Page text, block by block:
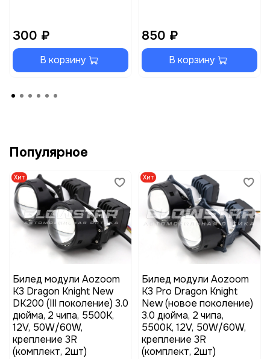
300 ₽
В корзину
850 ₽
В корзину
Популярное
Хит
Билед модули Aozoom
K3 Dragon Knight New
DK200 (III поколение) 3.0
дюйма, 2 чипа, 5500K,
12V, 50W/60W,
крепление 3R
(комплект, 2шт)
Хит
Билед модули Aozoom
K3 Pro Dragon Knight
New (новое поколение)
3.0 дюйма, 2 чипа,
5500K, 12V, 50W/60W,
крепление 3R
(комплект, 2шт)